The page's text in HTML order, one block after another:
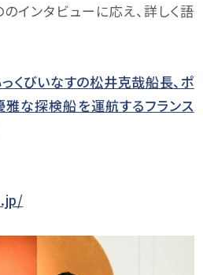
インタビューに応え、詳しく語
っくびいなすの松井克哉船長、ポ
な探検船を運航するフランス